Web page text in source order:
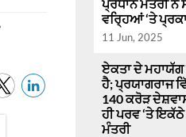
ਪ੍ਰਧਾਨ ਮੰਤਰੀ ਨੇ
ਵਰ੍ਹਿਆਂ ‘ਤੇ
11 Jun, 2025
ਏਕਤਾ ਦੇ ਮਹਾਯੱਗ
ਹੈ; ਪ੍ਰਯਾਗਰਾਜ
140 ਕਰੋੜ
ਹੀ ਪਰਵ ‘ਤੇ
ਮੰਤਰੀ